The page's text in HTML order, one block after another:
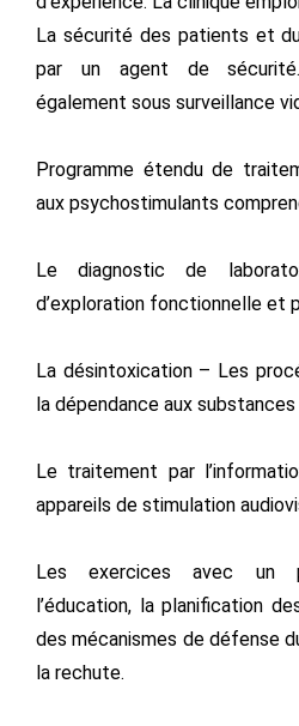
La sécurité des patients et
par un agent de sécurité.
également sous surveillance
Programme étendu de
aux psychostimulants
Le diagnostic de
d’exploration fonctionnelle et
La désintoxication – Les
la dépendance aux
Le traitement par
appareils de stimulation
Les exercices avec un
l’éducation, la planification
des mécanismes de défense
la rechute.